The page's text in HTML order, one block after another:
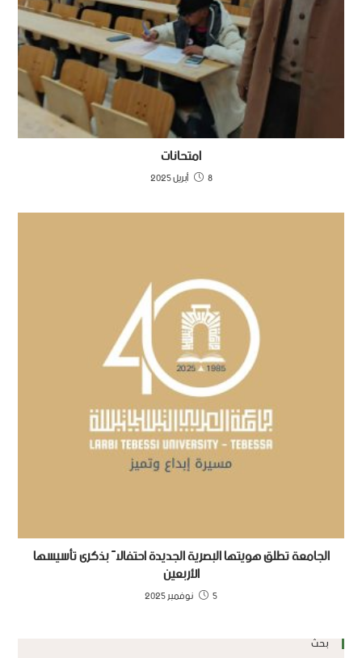
امتحانات
8 أبريل 2025
الجامعة تطلق هويتها البصرية الجديدة احتفالاً بذكرى تأسيسها
الأربعين
5 نوفمبر 2025
بحث